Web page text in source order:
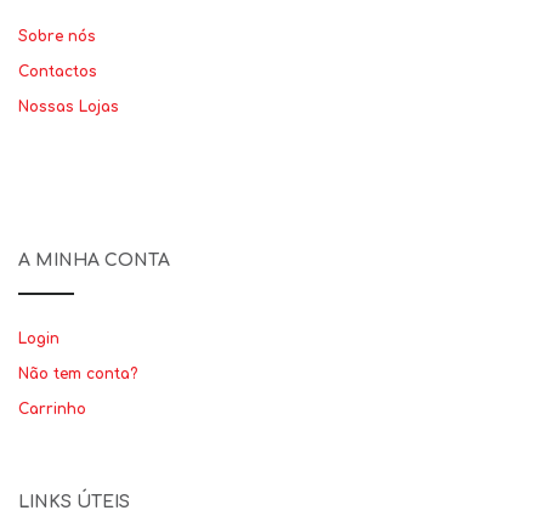
Sobre nós
Contactos
Nossas Lojas
A MINHA CONTA
Login
Não tem conta?
Carrinho
LINKS ÚTEIS